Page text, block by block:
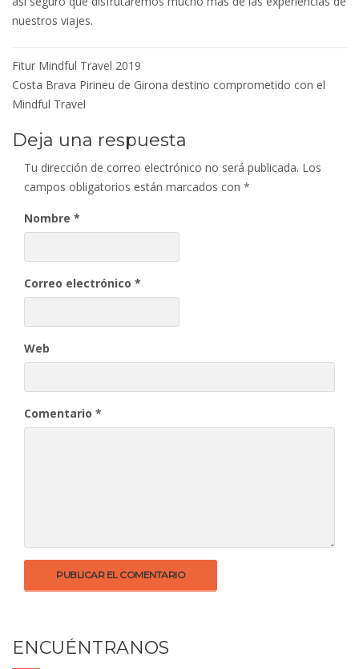
nuestros viajes.
Navegación
de
entradas
Fitur Mindful Travel 2019
Costa Brava Pirineu de Girona destino comprometido con el
Mindful Travel
Deja una respuesta
Tu dirección de correo electrónico no será publicada. Los
campos obligatorios están marcados con *
Nombre *
Correo electrónico *
Web
Comentario *
ENCUÉNTRANOS